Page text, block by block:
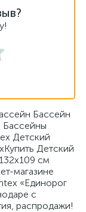
Бассейн
Бассейны
Детский
Детский
см
магазине
«Единорог
с
распродажи!